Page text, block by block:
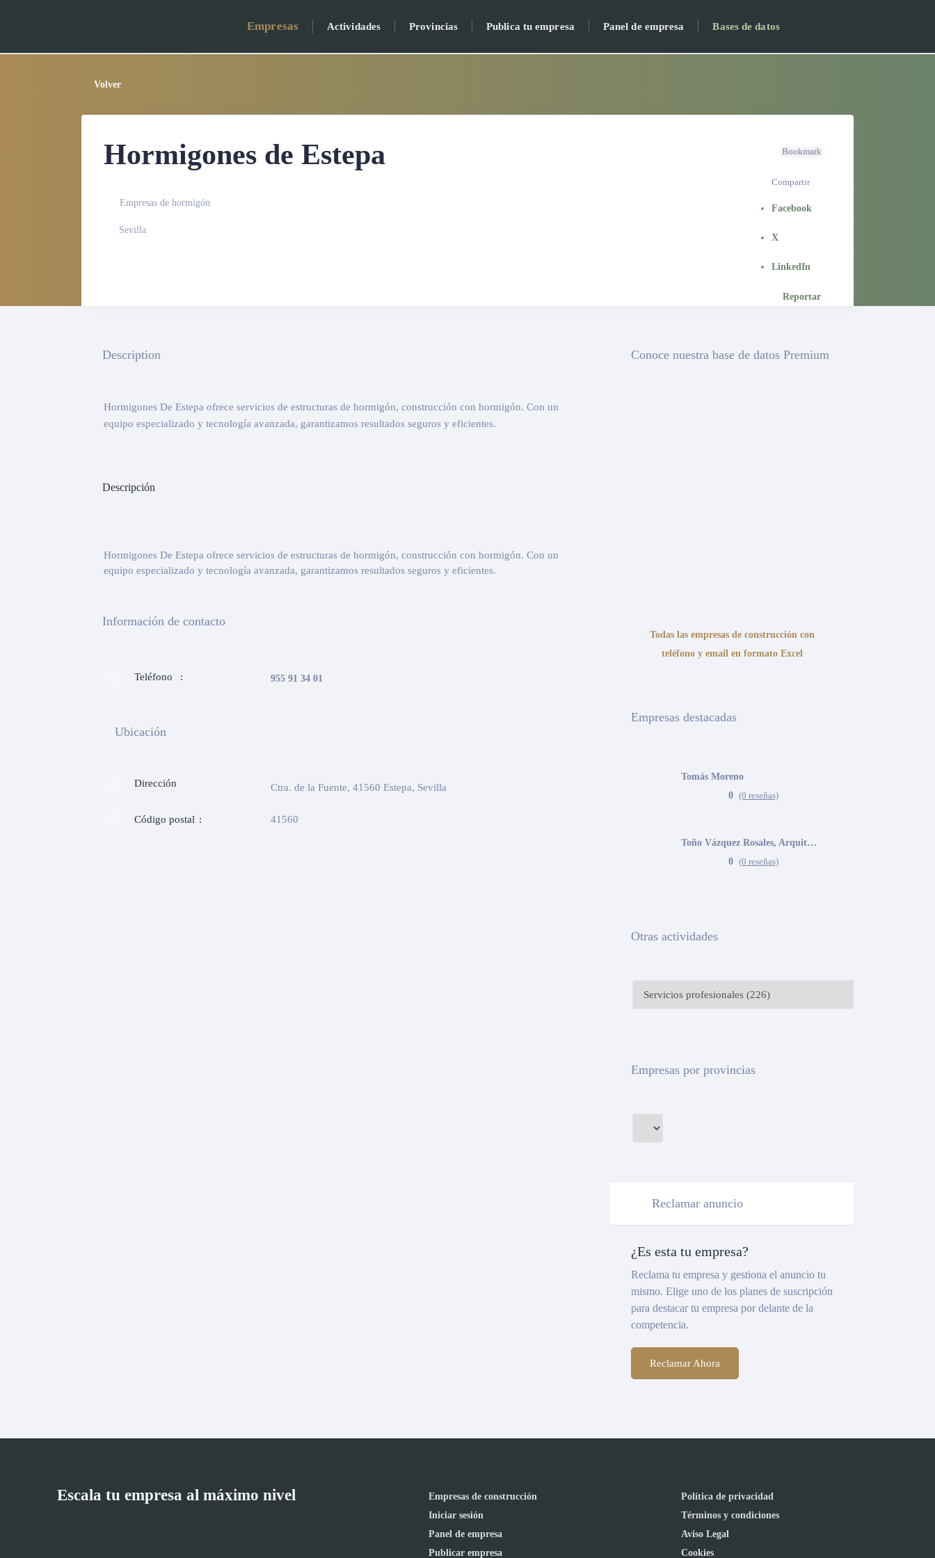
Empresas Actividades Provincias Publica tu empresa Panel de empresa Bases de datos
Volver
Hormigones de Estepa
Empresas de hormigón
Sevilla
Bookmark
Compartir
Facebook
X
LinkedIn
Reportar
Description
Hormigones De Estepa ofrece servicios de estructuras de hormigón, construcción con hormigón. Con un
equipo especializado y tecnología avanzada, garantizamos resultados seguros y eficientes.
Descripción
Hormigones De Estepa ofrece servicios de estructuras de hormigón, construcción con hormigón. Con un
equipo especializado y tecnología avanzada, garantizamos resultados seguros y eficientes.
Información de contacto
Teléfono 955 91 34 01
Ubicación
Dirección Ctra. de la Fuente, 41560 Estepa, Sevilla
Código postal 41560
Conoce nuestra base de datos Premium
Todas las empresas de construcción con
teléfono y email en formato Excel
Empresas destacadas
Tomás Moreno
0 (0 reseñas)
Toño Vázquez Rosales, Arquitecto
0 (0 reseñas)
Otras actividades
Empresas por provincias
Reclamar anuncio
¿Es esta tu empresa?
Reclama tu empresa y gestiona el anuncio tu
mismo. Elige uno de los planes de suscripción
para destacar tu empresa por delante de la
competencia.
Reclamar Ahora
Escala tu empresa al máximo nivel
Empresas de construcción
Iniciar sesión
Panel de empresa
Publicar empresa
Política de privacidad
Términos y condiciones
Aviso Legal
Cookies